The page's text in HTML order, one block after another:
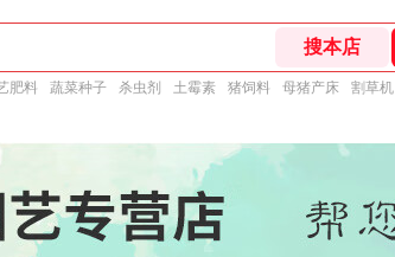
肥料 蔬菜种子 杀虫剂 土霉素 猪饲料 母猪产床 割草机